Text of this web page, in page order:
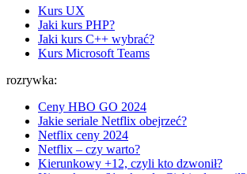
Kurs UX
Jaki kurs PHP?
Jaki kurs C++ wybrać?
Kurs Microsoft Teams
rozrywka:
Ceny HBO GO 2024
Jakie seriale Netflix obejrzeć?
Netflix ceny 2024
Netflix – czy warto?
Kierunkowy +12, czyli kto dzwonił?